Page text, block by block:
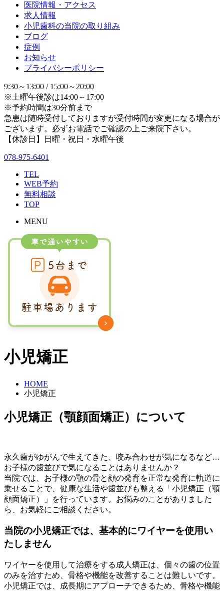
医院情報・アクセス
求人情報
小児歯科の当院の取り組み
ブログ
症例
お知らせ
プライバシーポリシー
9:30～13:00 / 15:00～20:00
※土曜午後診は14:00～17:00
※予約時間は30分前まで
急患は随時受付しておりますが受付時間が変更になる場合が
ございます。必ずお電話でご確認の上ご来院下さい。
【休診日】日曜・祝日・水曜午後
078-975-6401
TEL
WEB予約
無料相談
TOP
MENU
小児矯正
HOME
小児矯正
小児矯正（顎顔面矯正）について
永久歯がゆがんで生えてきた、咬み合わせが気になるなど…
お子様の歯並びで気になることはありませんか？
当院では、お子様の顎の骨と顔の発育を正常な発育に軌道に
乗せることで、健康な生活や歯並びも整える「小児矯正（顎
顔面矯正）」を行っています。お悩みのことがありました
ら、お気軽にご相談ください。
当院の小児矯正では、基本的にワイヤーを使用い
たしません
ワイヤーを使用して治療をする成人矯正は、個々の歯の位置
のみを治すため、骨格や機能を改善することは難しいです。
小児矯正では、成長期にアプローチできるため、骨格や機能